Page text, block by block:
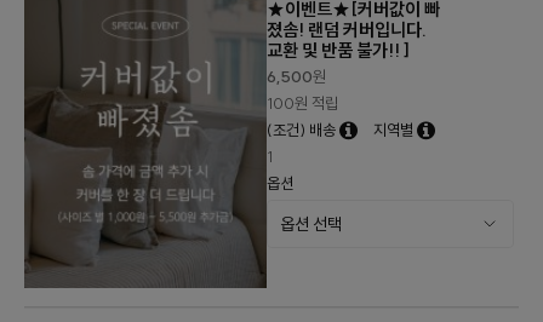
★이벤트★[커버값이 빠
졌솜! 랜덤 커버입니다.
교환 및 반품 불가!! ]
6,500원
100원 적립
(조건) 배송
지역별
1
옵션